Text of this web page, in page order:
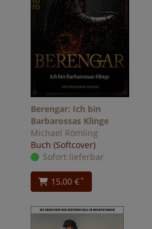
Berengar: Ich bin
Barbarossas Klinge
Michael Römling
Buch (Softcover)
Sofort lieferbar
15,00 €*